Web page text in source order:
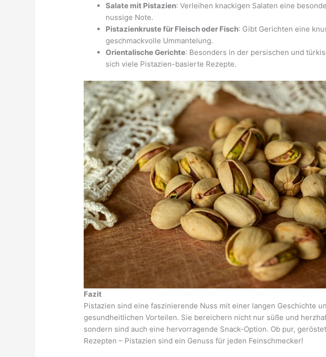
Salate mit Pistazien: Verleihen knackigen Salaten eine
nussige Note.
Pistazienkruste für Fleisch oder Fisch: Gibt Gerichten eine
geschmackvolle Ummantelung.
Orientalische Gerichte: Besonders in der persischen und
sich viele Pistazien-basierte Rezepte.
Fazit
Pistazien sind eine faszinierende Nuss mit einer langen Geschichte
gesundheitlichen Vorteilen. Sie bereichern nicht nur süße und
sondern sind auch eine hervorragende Snack-Option. Ob pur,
Rezepten – Pistazien sind ein Genuss für jeden Feinschmecker!